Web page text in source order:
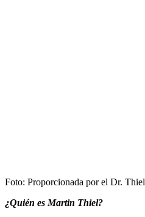
Foto: Proporcionada por el Dr. Thiel
¿Quién es Martin Thiel?